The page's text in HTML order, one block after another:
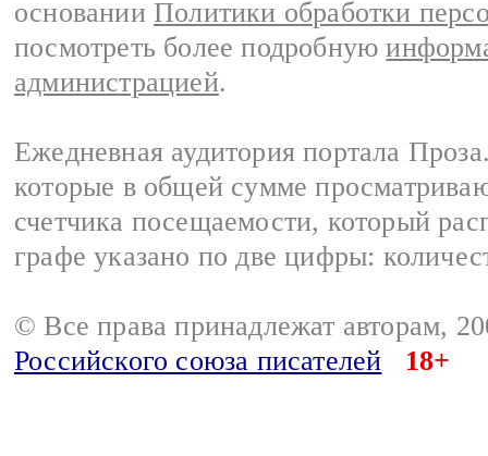
основании Политики обработки
посмотреть более подробную
администрацией.
Ежедневная аудитория портала
которые в общей сумме
счетчика посещаемости, который
графе указано по две цифры:
© Все права принадлежат авторам,
Российского союза писателей
18+